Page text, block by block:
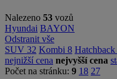
Nalezeno 53 vozů
Hyundai BAYON
Odstranit vše
SUV 32 Kombi 8 Hatchback
nejnižší cena nejvyšší cena
Počet na stránku: 9 18 27